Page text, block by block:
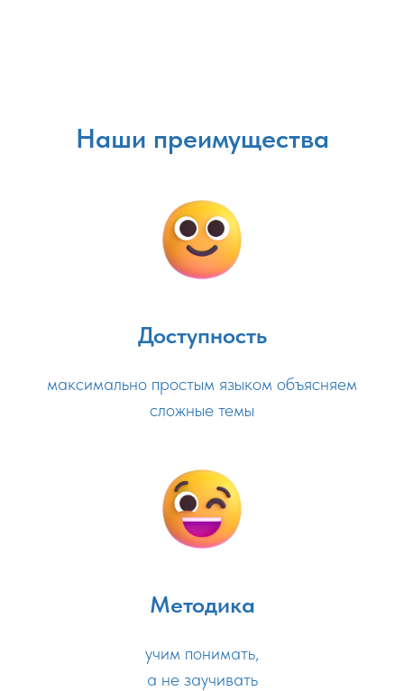
Наши преимущества
Доступность
максимально простым языком объясняем
сложные темы
Методика
учим понимать,
а не заучивать